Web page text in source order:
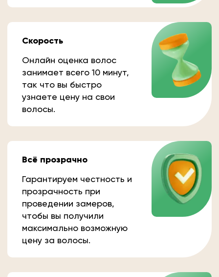
Скорость
Онлайн оценка волос
занимает всего 10 минут,
так что вы быстро
узнаете цену на свои
волосы.
Всё прозрачно
Гарантируем честность и
прозрачность при
проведении замеров,
чтобы вы получили
максимально возможную
цену за волосы.